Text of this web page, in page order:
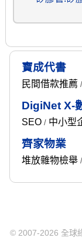
寶成代書
民間借款推薦 /
DigiNet X-
SEO/ 中小型
齊家物業
堆放雜物檢舉/
© 2007-2026 全球